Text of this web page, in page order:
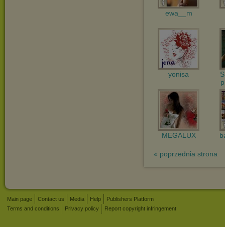
ewa__m
yonisa
MEGALUX
« poprzednia strona
Main page Contact us Media Help
Publishers Platform
Terms and conditions
Privacy policy Report copyright infringement